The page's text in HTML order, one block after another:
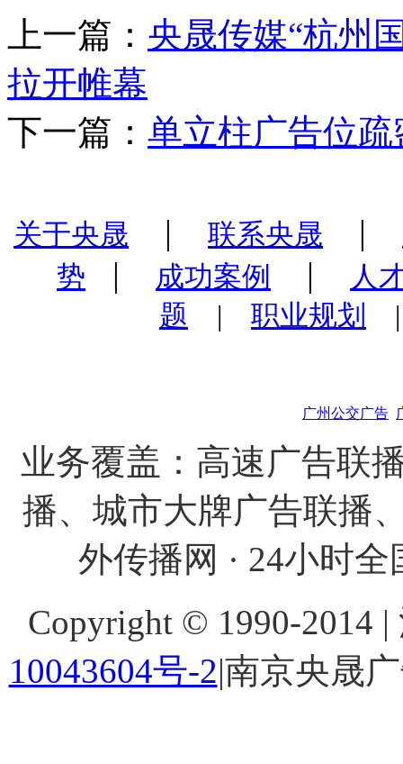
上一篇： 央晟传媒“杭州
拉开帷幕
下一篇： 单立柱广告位
关于央晟 | 联系央晟 |
势
| 成功案例 |
人
题 | 职业规划
广州公交广告
业务覆盖：高速广告联
播、城市大牌广告联播
外传播网 · 24小时
Copyright © 1990-2014
10043604号-2|南京央晟